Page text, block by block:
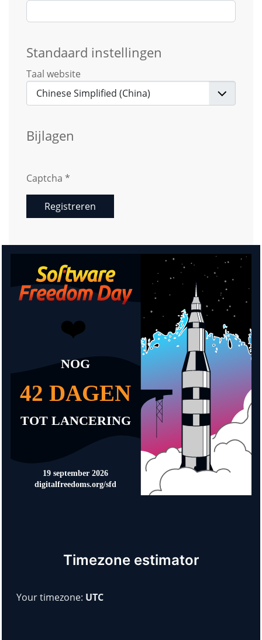
Standaard instellingen
Taal website
Bijlagen
Captcha *
Registreren
Timezone estimator
Your timezone: UTC